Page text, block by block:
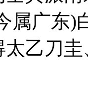
属广东)
乙刀